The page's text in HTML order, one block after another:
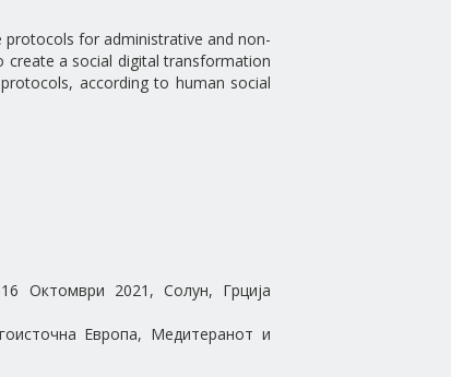
for administrative and non-
create a social digital transformation
according to human social
Октомври 2021, Солун, Грција
Европа, Медитеранот и